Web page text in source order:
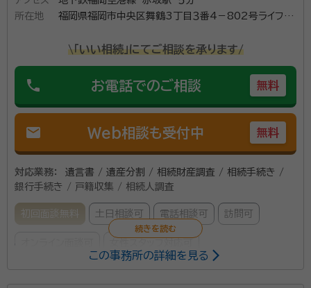
所在地
福岡県福岡市中央区舞鶴3丁目３番4－802号ライフピ
\「いい相続」にてご相談を承ります/
phone お電話でのご相談 無料
mail Web相談も受付中 無料
対応業務：
遺言書 / 遺産分割 / 相続財産調査 / 相続手続き /
銀行手続き / 戸籍収集 / 相続人調査
初回面談無料 土日相談可 電話相談可 訪問可
この事務所の詳細を見る